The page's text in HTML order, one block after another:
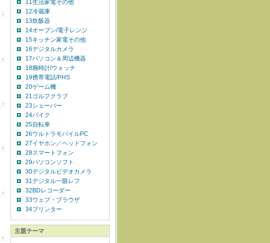
11生活家電その他
12冷蔵庫
13炊飯器
14オーブン/電子レンジ
15キッチン家電その他
16デジタルカメラ
17パソコン＆周辺機器
18腕時計/ウォッチ
19携帯電話/PHS
20ゲーム機
21ゴルフクラブ
23シェーバー
24バイク
25自転車
26ウルトラモバイルPC
27イヤホン／ヘッドフォン
28スマートフォン
29パソコンソフト
30デジタルビデオカメラ
31デジタル一眼レフ
32BDレコーダー
33ウェブ・ブラウザ
34プリンター
主題テーマ